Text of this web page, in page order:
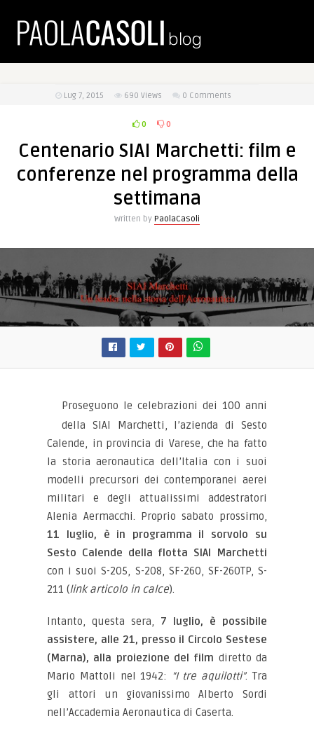
Lug 7, 2015 690 Views 0 Comments
0 0
Centenario SIAI Marchetti: film e
conferenze nel programma della
settimana
Written by PaolaCasoli
Proseguono le celebrazioni dei 100 anni
della SIAI Marchetti, l’azienda di Sesto
Calende, in provincia di Varese, che ha fatto
la storia aeronautica dell’Italia con i suoi
modelli precursori dei contemporanei aerei
militari e degli attualissimi addestratori
Alenia Aermacchi. Proprio sabato prossimo,
11 luglio, è in programma il sorvolo su
Sesto Calende della flotta SIAI Marchetti
con i suoi S-205, S-208, SF-260, SF-260TP, S-
211 (link articolo in calce).
Intanto, questa sera, 7 luglio, è possibile
assistere, alle 21, presso il Circolo Sestese
(Marna), alla proiezione del film diretto da
Mario Mattoli nel 1942:
“I tre aquilotti”. Tra
gli attori un giovanissimo Alberto Sordi
nell’Accademia Aeronautica di Caserta.